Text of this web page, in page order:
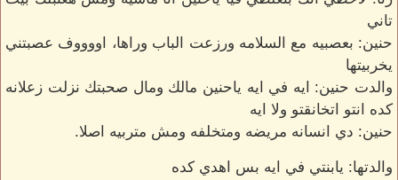
تاني
حنين: بعصبيه مع السلامه ورزعت الباب وراها، اووووف عصبتني
يخربيتها
والدت حنين: ايه في ايه ياحنين مالك ومال صحبتك نزلت زعلانه
كده انتو اتخانقتو ولا ايه
حنين: دي انسانه مريضه ومتخلفه ومش متربيه اصلا.
والدتها: يابنتي في ايه بس اهدي كده